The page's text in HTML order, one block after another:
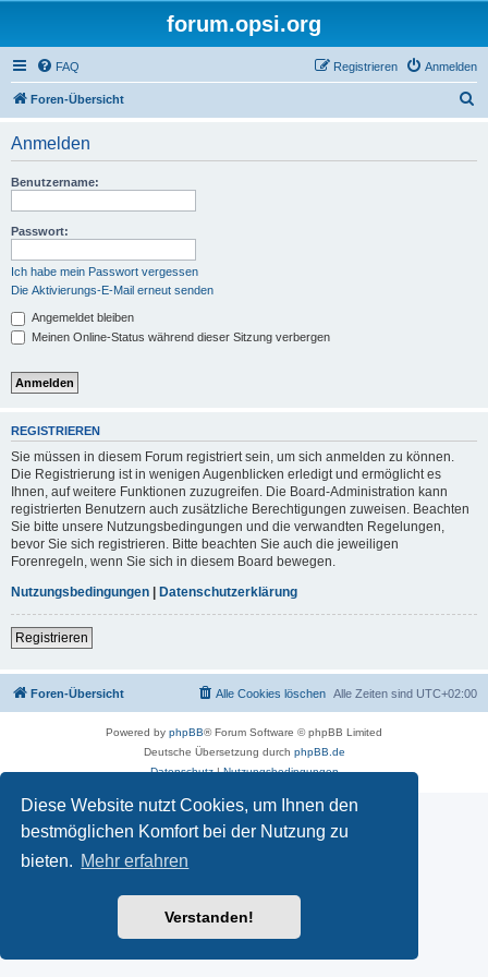
Diese Website nutzt Cookies, um Ihnen den
bestmöglichen Komfort bei der Nutzung zu
bieten. Mehr erfahren
Verstanden!
forum.opsi.org
FAQ Anmelden
Registrieren
Foren-Übersicht
Anmelden
Benutzername:
Passwort:
Ich habe mein Passwort vergessen
Die Aktivierungs-E-Mail erneut senden
Angemeldet bleiben
Meinen Online-Status während dieser Sitzung verbergen
REGISTRIEREN
Sie müssen in diesem Forum registriert sein, um sich anmelden zu können.
Die Registrierung ist in wenigen Augenblicken erledigt und ermöglicht es
Ihnen, auf weitere Funktionen zuzugreifen. Die Board-Administration kann
registrierten Benutzern auch zusätzliche Berechtigungen zuweisen. Beachten
Sie bitte unsere Nutzungsbedingungen und die verwandten Regelungen,
bevor Sie sich registrieren. Bitte beachten Sie auch die jeweiligen
Forenregeln, wenn Sie sich in diesem Board bewegen.
Nutzungsbedingungen | Datenschutzerklärung
Registrieren
Foren-Übersicht Alle Zeiten sind UTC+02:00
Alle Cookies löschen
Powered by phpBB® Forum Software © phpBB Limited
Deutsche Übersetzung durch phpBB.de
Datenschutz|Nutzungsbedingungen